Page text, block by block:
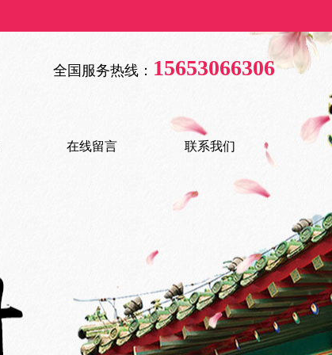
全国服务热线： 15653066306
在线留言 联系我们